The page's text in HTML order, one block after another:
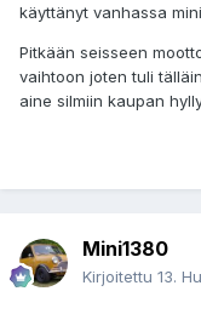
käyttänyt vanhassa
Pitkään seisseen
vaihtoon joten tuli
aine silmiin kaupan
Mini1380
Kirjoitettu 13.